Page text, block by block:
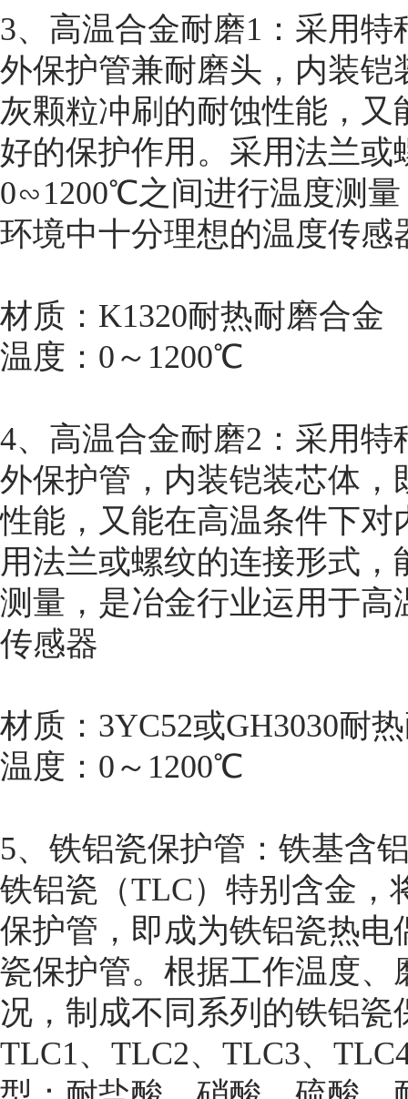
3、高温合金耐磨1：采用
外保护管兼耐磨头，内装
灰颗粒冲刷的耐蚀性能，
好的保护作用。采用法兰
0∽1200℃之间进行温度测
环境中十分理想的温度传感
材质：K1320耐热耐磨合金
温度：0～1200℃
4、高温合金耐磨2：采用
外保护管，内装铠装芯体
性能，又能在高温条件下
用法兰或螺纹的连接形式
测量，是冶金行业运用于
传感器
材质：3YC52或GH3030耐
温度：0～1200℃
5、铁铝瓷保护管：铁基含
铁铝瓷（TLC）特别含金，
保护管，即成为铁铝瓷热
瓷保护管。根据工作温度
况，制成不同系列的铁铝
TLC1、TLC2、TLC3、